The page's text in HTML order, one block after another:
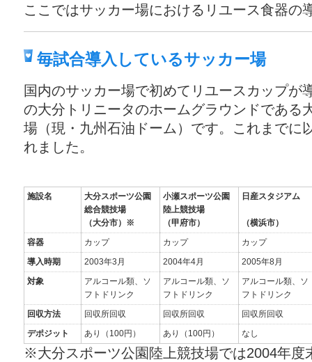
ここではサッカー場におけるリユース食器の
毎試合導入しているサッカー場
国内のサッカー場で初めてリユースカップが
の大分トリニータのホームグラウンドである
場（現・九州石油ドーム）です。これまでに
れました。
施設名
大分スポーツ公園
総合競技場
（大分市）※
小瀬スポーツ公園
陸上競技場
（甲府市）
日産スタジアム
（横浜市）
容器
カップ カップ
カップ
導入時期
2003年3月 2004年4月
2005年8月
対象
アルコール類、ソ
フトドリンク
アルコール類、ソ
フトドリンク
アルコール類、ソ
フトドリンク
回収方法
回収所回収 回収所回収
回収所回収
デポジット
あり（100円） あり（100円） なし
※大分スポーツ公園陸上競技場では2004年度